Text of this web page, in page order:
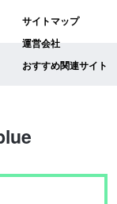
サイトマップ
運営会社
おすすめ関連サイト